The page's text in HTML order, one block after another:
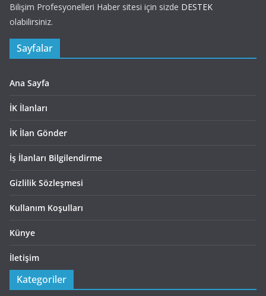
Bilişim Profesyonelleri Haber sitesi için sizde DESTEK
olabilirsiniz.
Sayfalar
Ana Sayfa
İK İlanları
İK İlan Gönder
İş İlanları Bilgilendirme
Gizlilik Sözleşmesi
Kullanım Koşulları
Künye
İletişim
Kategoriler